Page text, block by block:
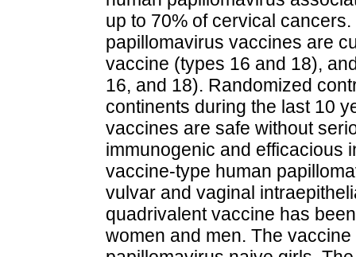
up to 70% of cervical
papillomavirus vaccines are
vaccine (types 16 and 18),
16, and 18). Randomized
continents during the last 10
vaccines are safe without
immunogenic and efficacious
vaccine-type human
vulvar and vaginal
quadrivalent vaccine has
women and men. The